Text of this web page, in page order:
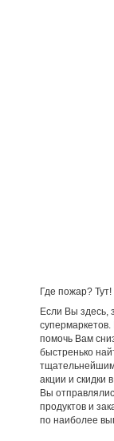
Где пожар?
Если Вы здесь,
помочь Вам
быстренько
акции и скидки
Вы
продуктов и
по наиболее